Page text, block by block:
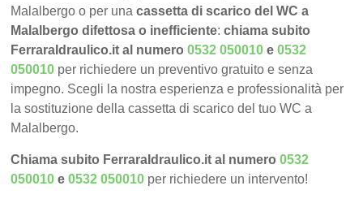
Malalbergo o per unacassetta di scarico del WC a
Malalbergo difettosa o inefficiente:chiama subito
FerraraIdraulico.it al numero0532 050010 e0532
050010 per richiedere un preventivo gratuito e senza
impegno. Scegli la nostra esperienza e professionalità per
la sostituzione della cassetta di scarico del tuo WC a
Malalbergo.
Chiama subito FerraraIdraulico.it al numero0532
050010 e0532 050010 per richiedere un intervento!